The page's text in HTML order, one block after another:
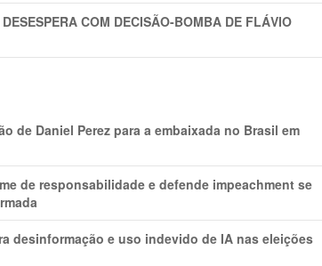
COM DECISÃO-BOMBA DE FLÁVIO
de Daniel Perez para a embaixada no Brasil em
de responsabilidade e defende impeachment se
desinformação e uso indevido de IA nas eleições